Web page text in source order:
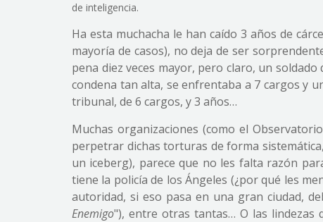
de inteligencia.
Ha esta muchacha le han caído 3 años de
mayoría de casos), no deja de ser
pena diez veces mayor, pero claro, un
condena tan alta, se enfrentaba a 7 cargos y
tribunal, de 6 cargos, y 3 años…
Muchas organizaciones (como el
perpetrar dichas torturas de forma
un iceberg), parece que no les falta razón
tiene la policía de los Ángeles (¿por qué les
autoridad, si eso pasa en una gran ciudad,
Enemigo"), entre otras tantas… O las lindezas